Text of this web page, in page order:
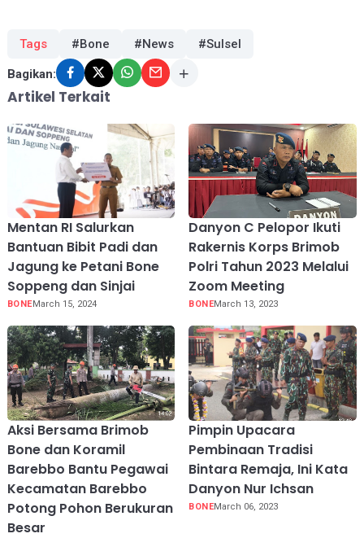
Tags #Bone #News #Sulsel
Bagikan:
Artikel Terkait
Mentan RI Salurkan
Bantuan Bibit Padi dan
Jagung ke Petani Bone
Soppeng dan Sinjai
BONEMarch 15, 2024
Danyon C Pelopor Ikuti
Rakernis Korps Brimob
Polri Tahun 2023 Melalui
Zoom Meeting
BONEMarch 13, 2023
Aksi Bersama Brimob
Bone dan Koramil
Barebbo Bantu Pegawai
Kecamatan Barebbo
Potong Pohon Berukuran
Besar
Pimpin Upacara
Pembinaan Tradisi
Bintara Remaja, Ini Kata
Danyon Nur Ichsan
BONEMarch 06, 2023